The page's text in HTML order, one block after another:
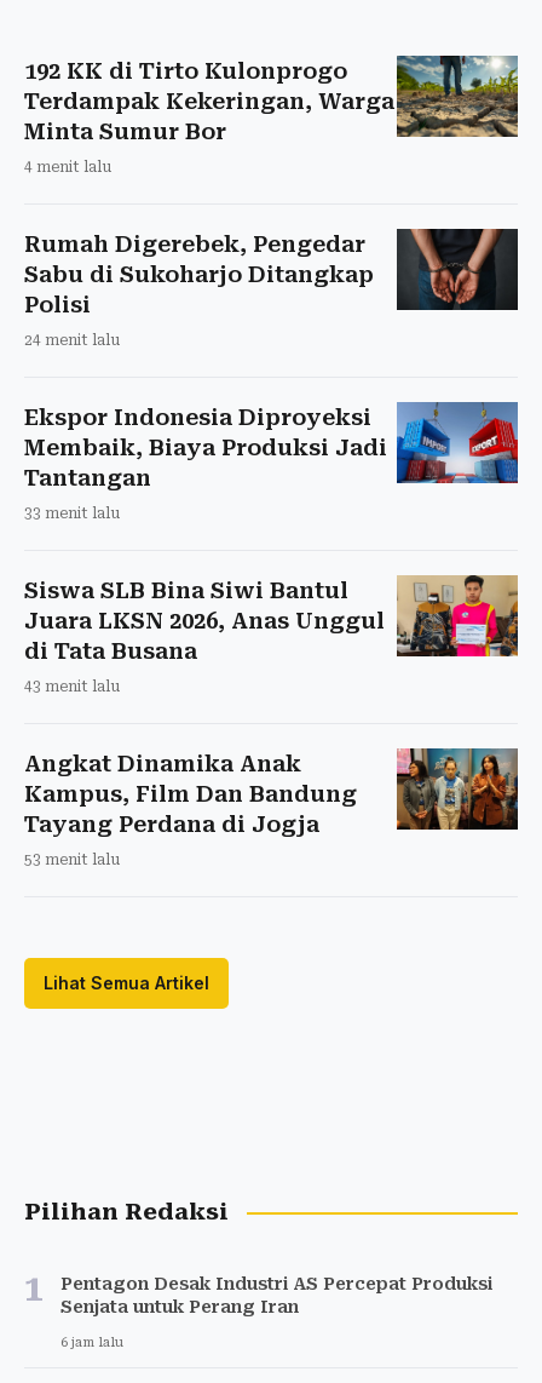
192 KK di Tirto Kulonprogo
Terdampak Kekeringan, Warga
Minta Sumur Bor
4 menit lalu
Rumah Digerebek, Pengedar
Sabu di Sukoharjo Ditangkap
Polisi
24 menit lalu
Ekspor Indonesia Diproyeksi
Membaik, Biaya Produksi Jadi
Tantangan
33 menit lalu
Siswa SLB Bina Siwi Bantul
Juara LKSN 2026, Anas Unggul
di Tata Busana
43 menit lalu
Angkat Dinamika Anak
Kampus, Film Dan Bandung
Tayang Perdana di Jogja
53 menit lalu
Lihat Semua Artikel
Pilihan Redaksi
1
Pentagon Desak Industri AS Percepat Produksi
Senjata untuk Perang Iran
6 jam lalu